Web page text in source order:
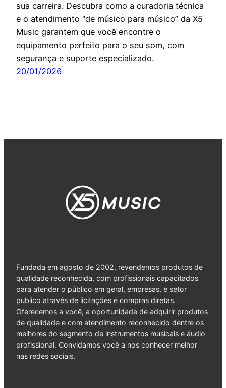
sua carreira. Descubra como a curadoria técnica
e o atendimento “de músico para músico” da X5
Music garantem que você encontre o
equipamento perfeito para o seu som, com
segurança e suporte especializado.
20/01/2026
Fundada em agosto de 2002, revendemos produtos de
qualidade reconhecida, com profissionais capacitados
para atender o público em geral, empresas, e setor
publico através de licitações e compras diretas.
Oferecemos a você, a oportunidade de adquirir produtos
de qualidade e com atendimento reconhecido dentre os
melhores do segmento de instrumentos musicais e áudio
profissional. Convidamos você a nos conhecer melhor
nas redes sociais.